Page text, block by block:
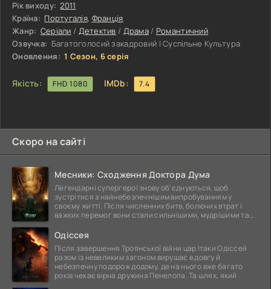
де кохання межує з одержимістю, а бажання помсти
здатне зруйнувати будь-які межі. Атмосфера напруги й
невизначеності супроводжує кожен крок, поступово
розкриваючи глибину переживань і внутрішніх конфліктів
героїв. У Лісабоні, який постає
Рік виходу: 2011
Країна: Португалія, Франція
Жанр: Серіали / Детектив / Драма / Романтичний
Озвучка: Багатоголосий закадровий | Суспільне Культура
Оновлення: 1 Сезон, 6 серія
Якість: FHD 1080 IMDb: 7.4
Скоро на сайті
Месники: Сходження Доктора Дума
Легендарні супергерої знову об'єднуються, щоб
зустрітися з найнебезпечнішим випробуванням у
своєму житті. Після численних битв, болючих втрат і
важких перемог вони стали сильнішими, мудрішими та
Одіссея
Після завершення Троянської війни цар Ітаки Одіссей
разом із невеликим загоном вирушає в довгу й
небезпечну подорож додому, де на нього вже багато
років чекає вірна дружина Пенелопа. Та шлях, який